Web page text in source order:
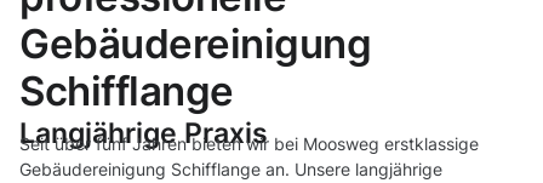
Gebäudereinigung
Schifflange
Langjährige Praxis
Seit über fünf Jahren bieten wir bei Moosweg erstklassige
Gebäudereinigung Schifflange an. Unsere langjährige